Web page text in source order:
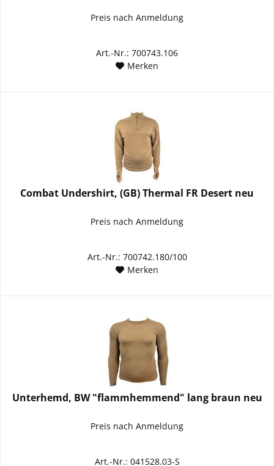
Preis nach Anmeldung
Art.-Nr.: 700743.106
Merken
Combat Undershirt, (GB) Thermal FR Desert neu
Preis nach Anmeldung
Art.-Nr.: 700742.180/100
Merken
Unterhemd, BW "flammhemmend" lang braun neu
Preis nach Anmeldung
Art.-Nr.: 041528.03-S